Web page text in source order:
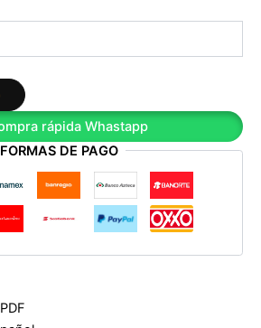
rápida Whastapp
FORMAS DE PAGO